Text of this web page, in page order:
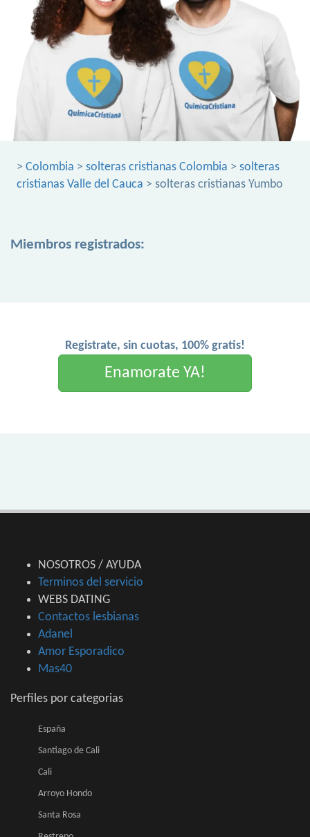
> Colombia > solteras cristianas Colombia > solteras
cristianas Valle del Cauca > solteras cristianas Yumbo
Miembros registrados:
Registrate, sin cuotas, 100% gratis!
Enamorate YA!
NOSOTROS / AYUDA
Terminos del servicio
WEBS DATING
Contactos lesbianas
Adanel
Amor Esporadico
Mas40
Perfiles por categorias
España
Santiago de Cali
Cali
Arroyo Hondo
Santa Rosa